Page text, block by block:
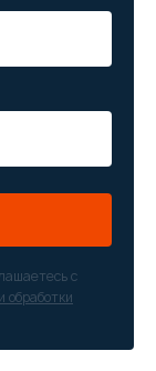
с
обработки